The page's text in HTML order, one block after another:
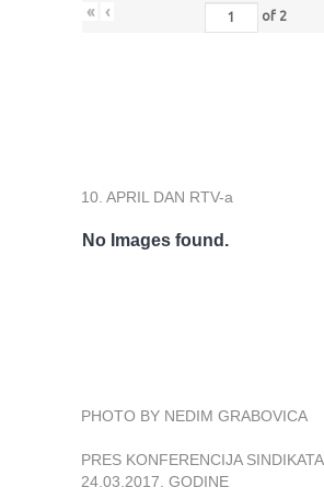
« ‹ of 2
10. APRIL DAN RTV-a
No Images found.
PHOTO BY NEDIM GRABOVICA
PRES KONFERENCIJA SINDIKATA
24.03.2017. GODINE